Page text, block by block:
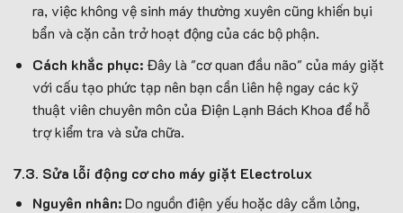
ra, việc không vệ sinh máy thường xuyên cũng khiến bụi
bẩn và cặn cản trở hoạt động của các bộ phận.
Cách khắc phục: Đây là "cơ quan đầu não" của máy giặt
với cấu tạo phức tạp nên bạn cần liên hệ ngay các kỹ
thuật viên chuyên môn của Điện Lạnh Bách Khoa để hỗ
trợ kiểm tra và sửa chữa.
7.3. Sửa lỗi động cơ cho máy giặt Electrolux
Nguyên nhân:Do nguồn điện yếu hoặc dây cắm lỏng,